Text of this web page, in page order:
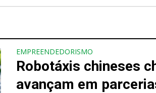
EMPREENDEDORISMO
Robotáxis chineses
avançam em